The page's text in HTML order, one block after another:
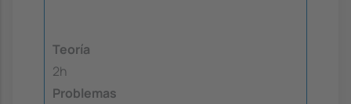
Teoría
2h
Problemas